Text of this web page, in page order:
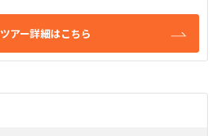
ツアー詳細はこちら